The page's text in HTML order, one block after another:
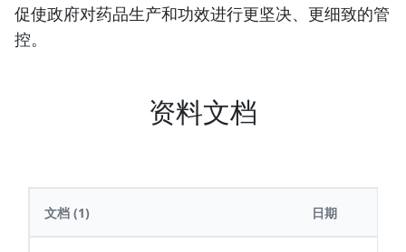
促使政府对药品生产和功效进行更坚决、更细致的管
控。
资料文档
文档 (1) 日期